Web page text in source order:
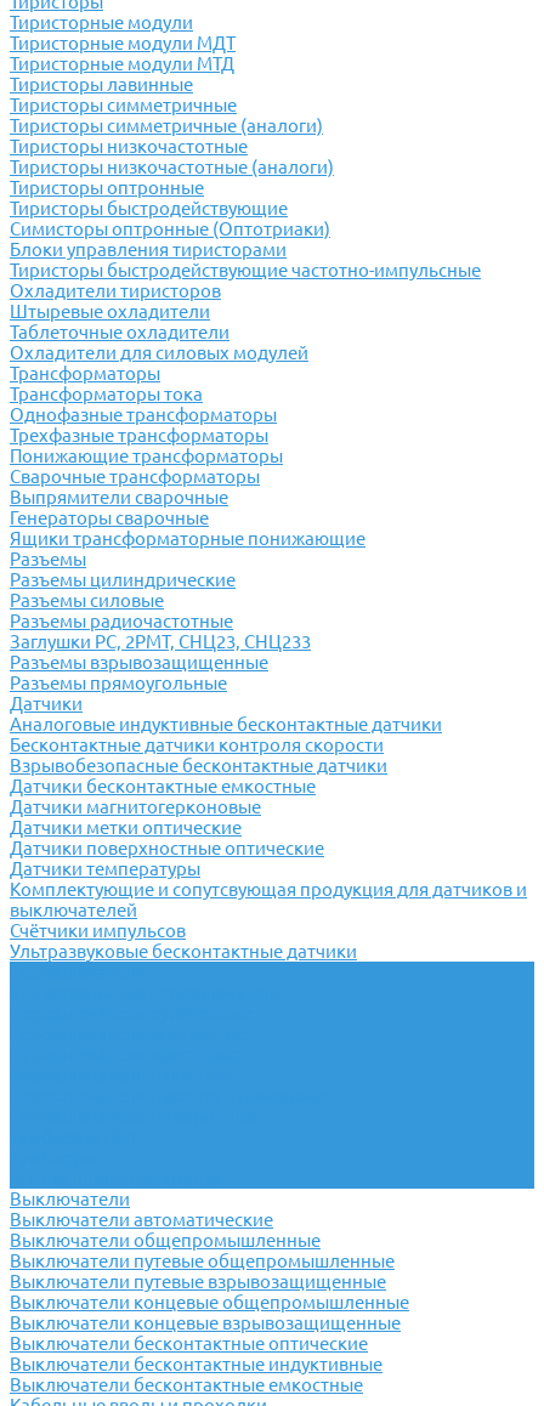
Тиристорные модули
Тиристорные модули МДТ
Тиристорные модули МТД
Тиристоры лавинные
Тиристоры симметричные
Тиристоры симметричные (аналоги)
Тиристоры низкочастотные
Тиристоры низкочастотные (аналоги)
Тиристоры оптронные
Тиристоры быстродействующие
Симисторы оптронные (Оптотриаки)
Блоки управления тиристорами
Тиристоры быстродействующие частотно-импульсные
Охладители тиристоров
Штыревые охладители
Таблеточные охладители
Охладители для силовых модулей
Трансформаторы
Трансформаторы тока
Однофазные трансформаторы
Трехфазные трансформаторы
Понижающие трансформаторы
Сварочные трансформаторы
Выпрямители сварочные
Генераторы сварочные
Ящики трансформаторные понижающие
Разъемы
Разъемы цилиндрические
Разъемы силовые
Разъемы радиочастотные
Заглушки РС, 2РМТ, СНЦ23, СНЦ233
Разъемы взрывозащищенные
Разъемы прямоугольные
Датчики
Аналоговые индуктивные бесконтактные датчики
Бесконтактные датчики контроля скорости
Взрывобезопасные бесконтактные датчики
Датчики бесконтактные емкостные
Датчики магнитогерконовые
Датчики метки оптические
Датчики поверхностные оптические
Датчики температуры
Комплектующие и сопутсвующая продукция для датчиков и
выключателей
Счётчики импульсов
Ультразвуковые бесконтактные датчики
Выключатели
Выключатели автоматические
Выключатели общепромышленные
Выключатели путевые общепромышленные
Выключатели путевые взрывозащищенные
Выключатели концевые общепромышленные
Выключатели концевые взрывозащищенные
Выключатели бесконтактные оптические
Выключатели бесконтактные индуктивные
Выключатели бесконтактные емкостные